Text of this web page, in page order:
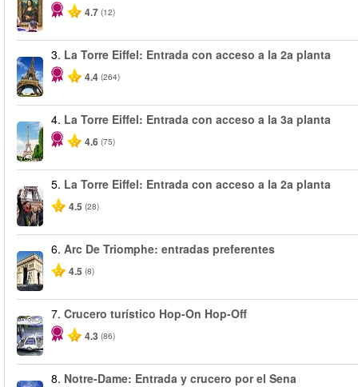
4.7 (12)
3. La Torre Eiffel: Entrada con acceso a la 2a planta
4.4 (264)
4. La Torre Eiffel: Entrada con acceso a la 3a planta
4.6 (75)
5. La Torre Eiffel: Entrada con acceso a la 2a planta
4.5 (28)
6. Arc De Triomphe: entradas preferentes
4.5 (8)
7. Crucero turístico Hop-On Hop-Off
4.3 (86)
8. Notre-Dame: Entrada y crucero por el Sena